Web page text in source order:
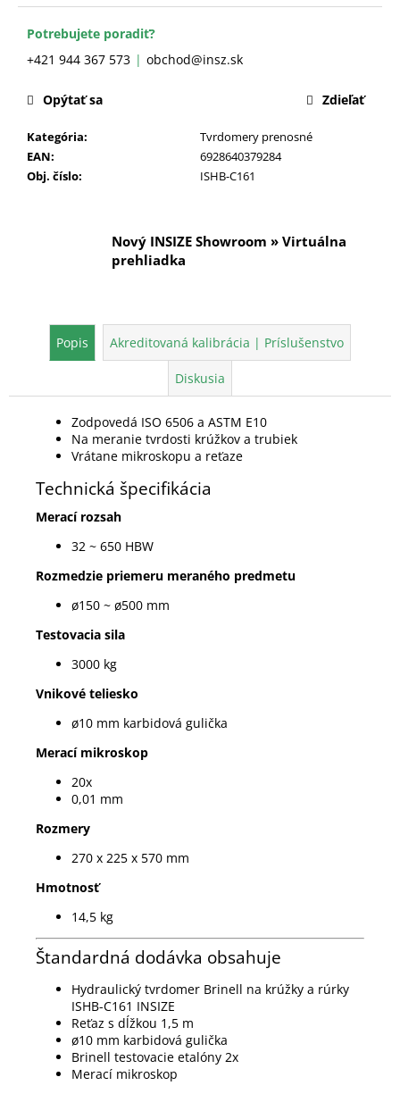
Potrebujete poradiť?
+421 944 367 573
obchod@insz.sk
Kategória:
Tvrdomery prenosné
EAN:
6928640379284
Obj. číslo: ISHB-C161
Opýtať sa Zdieľať
Nový INSIZE Showroom » Virtuálna
prehliadka
Popis Akreditovaná kalibrácia | Príslušenstvo
Diskusia
Zodpovedá ISO 6506 a ASTM E10
Na meranie tvrdosti krúžkov a trubiek
Vrátane mikroskopu a reťaze
Technická špecifikácia
Merací rozsah
32 ~ 650 HBW
Rozmedzie priemeru meraného predmetu
ø150 ~ ø500 mm
Testovacia sila
3000 kg
Vnikové teliesko
ø10 mm karbidová gulička
Merací mikroskop
20x
0,01 mm
Rozmery
270 x 225 x 570 mm
Hmotnosť
14,5 kg
Štandardná dodávka obsahuje
Hydraulický tvrdomer Brinell na krúžky a rúrky
ISHB-C161 INSIZE
Reťaz s dĺžkou 1,5 m
ø10 mm karbidová gulička
Brinell testovacie etalóny 2x
Merací mikroskop